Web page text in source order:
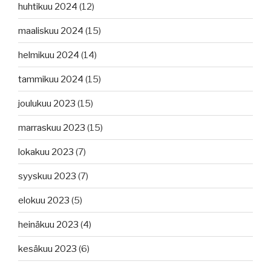
huhtikuu 2024 (12)
maaliskuu 2024 (15)
helmikuu 2024 (14)
tammikuu 2024 (15)
joulukuu 2023 (15)
marraskuu 2023 (15)
lokakuu 2023 (7)
syyskuu 2023 (7)
elokuu 2023 (5)
heinäkuu 2023 (4)
kesäkuu 2023 (6)